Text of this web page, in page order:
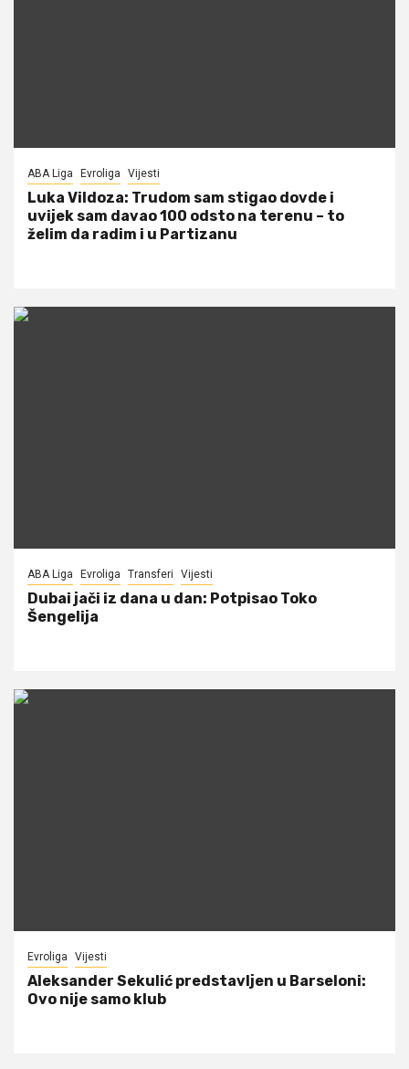
ABA Liga Evroliga Vijesti
Luka Vildoza: Trudom sam stigao dovde i
uvijek sam davao 100 odsto na terenu – to
želim da radim i u Partizanu
ABA Liga Evroliga Transferi Vijesti
Dubai jači iz dana u dan: Potpisao Toko
Šengelija
Evroliga Vijesti
Aleksander Sekulić predstavljen u Barseloni:
Ovo nije samo klub